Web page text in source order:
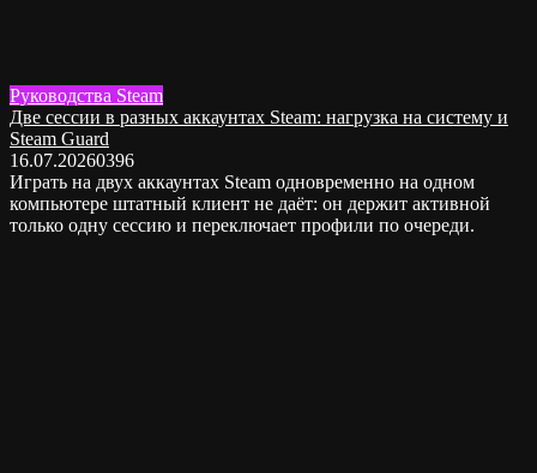
Руководства Steam
Две сессии в разных аккаунтах Steam: нагрузка на систему и
Steam Guard
16.07.20260396
Играть на двух аккаунтах Steam одновременно на одном
компьютере штатный клиент не даёт: он держит активной
только одну сессию и переключает профили по очереди.